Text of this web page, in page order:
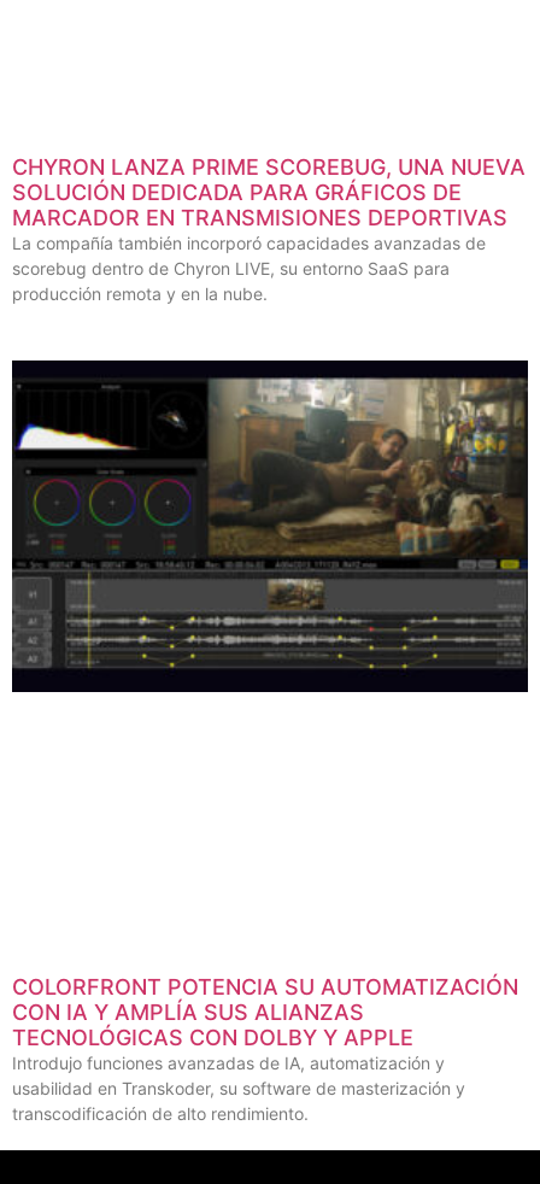
CHYRON LANZA PRIME SCOREBUG, UNA NUEVA
SOLUCIÓN DEDICADA PARA GRÁFICOS DE
MARCADOR EN TRANSMISIONES DEPORTIVAS
La compañía también incorporó capacidades avanzadas de
scorebug dentro de Chyron LIVE, su entorno SaaS para
producción remota y en la nube.
COLORFRONT POTENCIA SU AUTOMATIZACIÓN
CON IA Y AMPLÍA SUS ALIANZAS
TECNOLÓGICAS CON DOLBY Y APPLE
Introdujo funciones avanzadas de IA, automatización y
usabilidad en Transkoder, su software de masterización y
transcodificación de alto rendimiento.